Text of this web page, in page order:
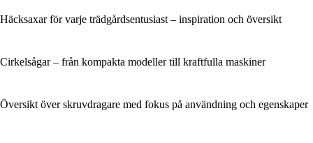
Häcksaxar för varje trädgårdsentusiast – inspiration och översikt
Cirkelsågar – från kompakta modeller till kraftfulla maskiner
Översikt över skruvdragare med fokus på användning och egenskaper